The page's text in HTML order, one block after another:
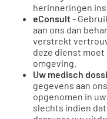
herinneringen
eConsult-
aan ons dan
verstrekt
deze dienst
omgeving.
Uw medisch
gegevens aan
opgenomen in
slechts indien